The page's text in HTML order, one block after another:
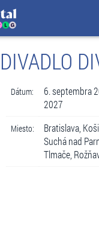
DIVADLO
Dátum:
6. septembra
2027
Miesto:
Bratislava,
Suchá nad
Tlmače,